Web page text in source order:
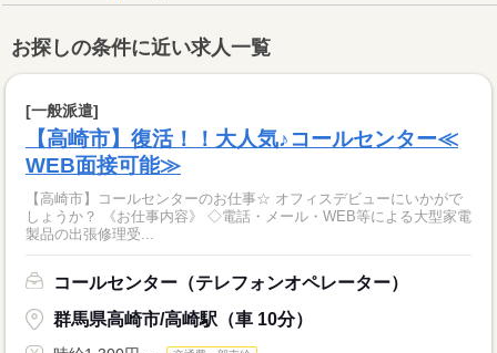
お探しの条件に近い求人一覧
[一般派遣]
【高崎市】復活！！大人気♪コールセンター≪
WEB面接可能≫
【高崎市】コールセンターのお仕事☆ オフィスデビューにいかがで
しょうか？ 《お仕事内容》 ◇電話・メール・WEB等による大型家電
製品の出張修理受...
コールセンター（テレフォンオペレーター）
群馬県高崎市/高崎駅（車 10分）